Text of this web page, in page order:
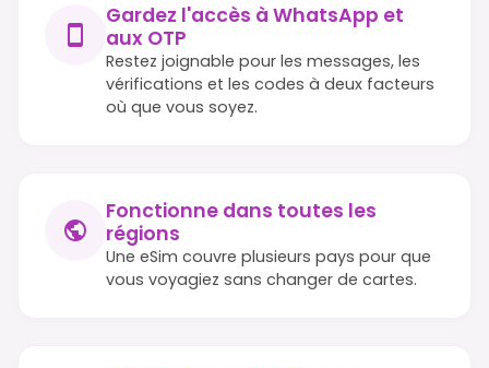
Gardez l'accès à WhatsApp et
aux OTP
Restez joignable pour les messages, les
vérifications et les codes à deux facteurs
où que vous soyez.
Fonctionne dans toutes les
régions
Une eSim couvre plusieurs pays pour que
vous voyagiez sans changer de cartes.